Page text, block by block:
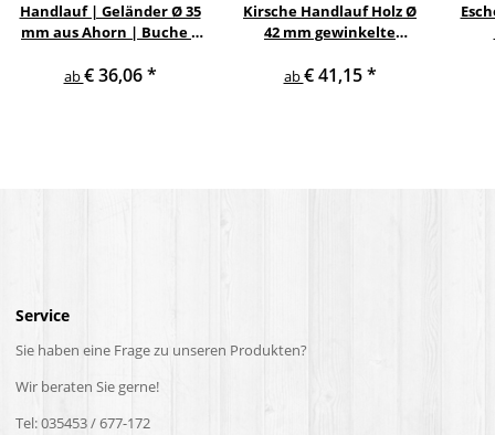
Handlauf | Geländer Ø 35
mm aus Ahorn | Buche |
Enden & Edelstahlhalter
ab€ 36,06*
Kirsche Handlauf Holz Ø
42 mm gewinkelte
Enden
ab€ 41,15*
Service
Sie haben eine Frage zu unseren Produkten?
Wir beraten Sie gerne!
Tel: 035453 / 677-172